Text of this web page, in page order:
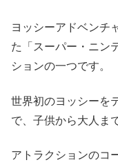
ヨッシーアドベンチ
た「スーパー・ニン
ションの一つです。
世界初のヨッシーを
で、子供から大人ま
アトラクションのコ